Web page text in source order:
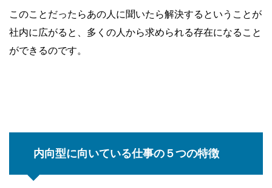
このことだったらあの人に聞いたら解決するということが
社内に広がると、多くの人から求められる存在になること
ができるのです。
内向型に向いている仕事の５つの特徴